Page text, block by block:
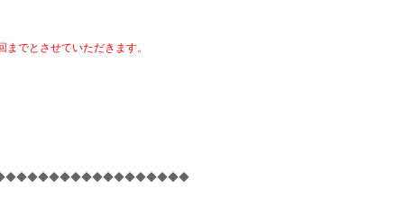
でとさせていただきます。